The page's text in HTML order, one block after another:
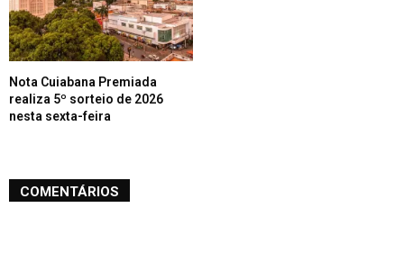
Nota Cuiabana Premiada
realiza 5º sorteio de 2026
nesta sexta-feira
COMENTÁRIOS